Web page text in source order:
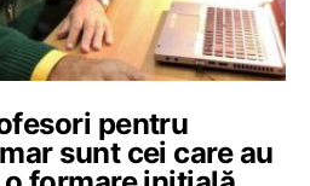
pentru
sunt cei care au